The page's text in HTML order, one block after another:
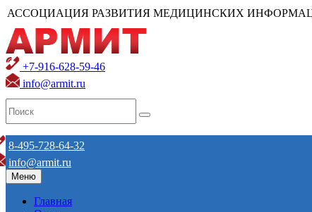
АССОЦИАЦИЯ РАЗВИТИЯ МЕДИЦИНСКИХ
+7-916-628-59-46
info@armit.ru
8-495-728-64-32
info@armit.ru
Меню
Главная